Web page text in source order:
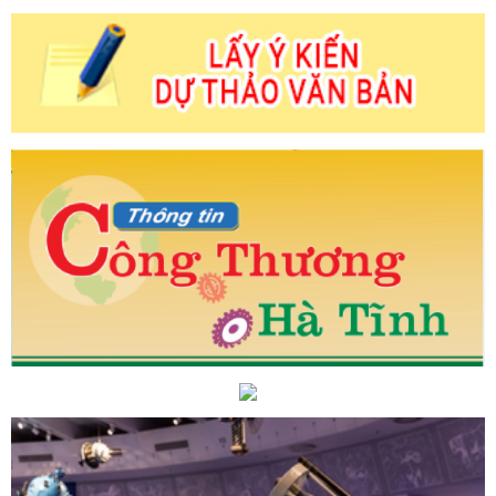
tác tư tưởng của Đảng
Hà Tĩnh đẩy mạnh phân bổ, giải
tới tăng trưởng hai con số
Bảo đảm cân đối cung cầu,
Tĩnh
Trang trọng lễ thắp nến tri ân các anh hùng liệt sĩ tại
phát động phong trào thi đua thúc đẩy đổi mới sáng tạo,
Gỡ khó để thúc đẩy kinh doanh xăng dầu, khí dầu mỏ
Tổng Bí thư Nguyễn Phú Trọng
CĐN Công Thương:
phần Du lịch và Thương mại Đại Bàng
Mời tham gia Đoàn
và Thái Lan cho các doanh nghiệp khu vực Bắc Trung Bộ
động của người tham gia Công ty TNHH Siberian Health Quốc
CHỌN SẢN PHẨM CÔNG NGHIỆP NÔNG THÔN TIÊU BIỂU
tuyên dương tiêu biểu cấp Trung ương
vào động cơ diesel
Chủ tịch UBND tỉnh yêu cầu tập
vụ, mục tiêu, chỉ tiêu phát triển kinh tế - xã hội năm 2026
việc, đảm bảo cuộc bầu cử diễn ra thành công tốt đẹp
Quý Mão: Thị trường hàng hóa khá sôi động, giá cả mặt hàng
Những chính sách mới nổi bật có
Kết nối nhanh – xử lý kịp thời: Hiệu quả bước đầu của i-Hà Tĩnh
trào thi đua năm 2025 tại Hội nghị tổng kết công tác thi đua,
thảm đỏ thu hút dự án chất lượng cao, thúc đẩy tăng trưởng
trường thụ hàng hóa
Hoàn thiện các phần việc, sẵn sàng
sinh Tổng Bí thư Hà Huy Tập
Hà Tĩnh thúc đẩy xây dựng
thị thông minh trong năm 2026
Công đoàn Công ty Sản